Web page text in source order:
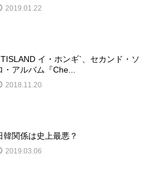
2019.01.22
イ・ホンギ`、セカンド・ソ
・アルバム『Che...
2018.11.20
韓関係は史上最悪？
2019.03.06